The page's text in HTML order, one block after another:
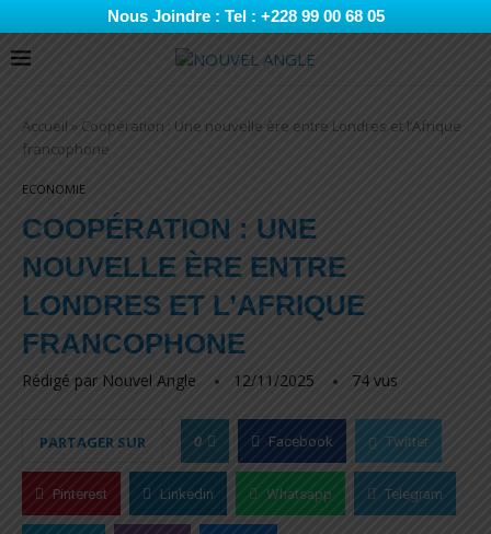
Nous Joindre : Tel : +228 99 00 68 05
Accueil » Coopération : Une nouvelle ère entre Londres et l’Afrique
francophone
ECONOMIE
COOPÉRATION : UNE
NOUVELLE ÈRE ENTRE
LONDRES ET L’AFRIQUE
FRANCOPHONE
Rédigé par Nouvel Angle 12/11/2025 74 vus
PARTAGER SUR 0 Facebook Twitter
Pinterest Linkedin Whatsapp Telegram